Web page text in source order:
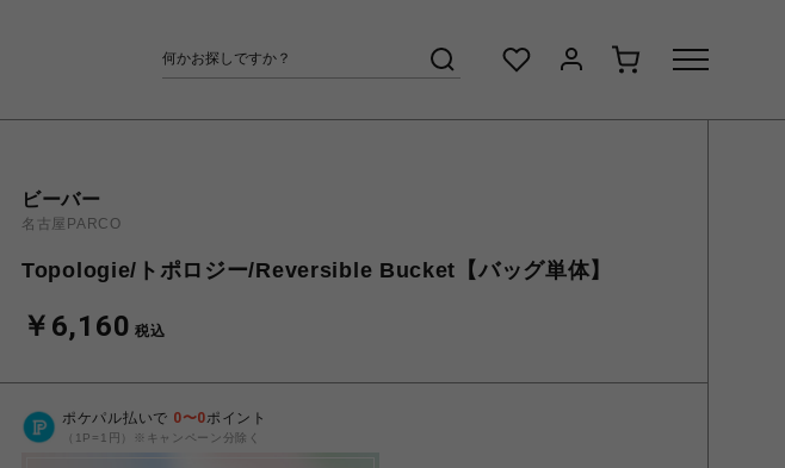
ビーバー
名古屋PARCO
Topologie/トポロジー/Reversible Bucket【バッグ単体】
￥6,160 税込
ポケパル払いで 0〜0ポイント
（1P=1円）※キャンペーン分除く